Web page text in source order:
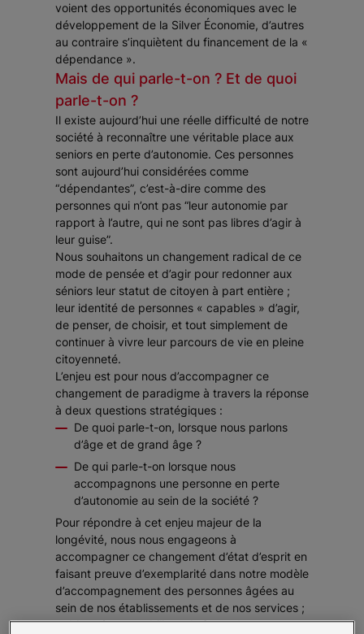
voient des opportunités économiques avec le
développement de la Silver Économie, d’autres
au contraire s’inquiètent du financement de la «
dépendance ».
Mais de qui parle-t-on ? Et de quoi
parle-t-on ?
Il existe aujourd’hui une réelle difficulté de notre
société à reconnaître une véritable place aux
seniors en perte d’autonomie. Ces personnes
sont aujourd’hui considérées comme
“dépendantes”, c’est-à-dire comme des
personnes qui n’ont pas “leur autonomie par
rapport à l’autre, qui ne sont pas libres d’agir à
leur guise”.
Nous souhaitons un changement radical de ce
mode de pensée et d’agir pour redonner aux
séniors leur statut de citoyen à part entière ;
leur identité de personnes « capables » d’agir,
de penser, de choisir, et tout simplement de
continuer à vivre leur parcours de vie en pleine
citoyenneté.
L’enjeu est pour nous d’accompagner ce
changement de paradigme à travers la réponse
à deux questions stratégiques :
De quoi parle-t-on, lorsque nous parlons
d’âge et de grand âge ?
De qui parle-t-on lorsque nous
accompagnons une personne en perte
d’autonomie au sein de la société ?
Pour répondre à cet enjeu majeur de la
longévité, nous nous engageons à
accompagner ce changement d’état d’esprit en
faisant preuve d’exemplarité dans notre modèle
d’accompagnement des personnes âgées au
sein de nos établissements et de nos services ;
et bien sûr, en mobilisant la force de notre